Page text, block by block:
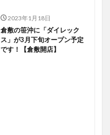
2023年1月18日
倉敷の笹沖に「ダイレック
ス」が3月下旬オープン予定
です！【倉敷開店】